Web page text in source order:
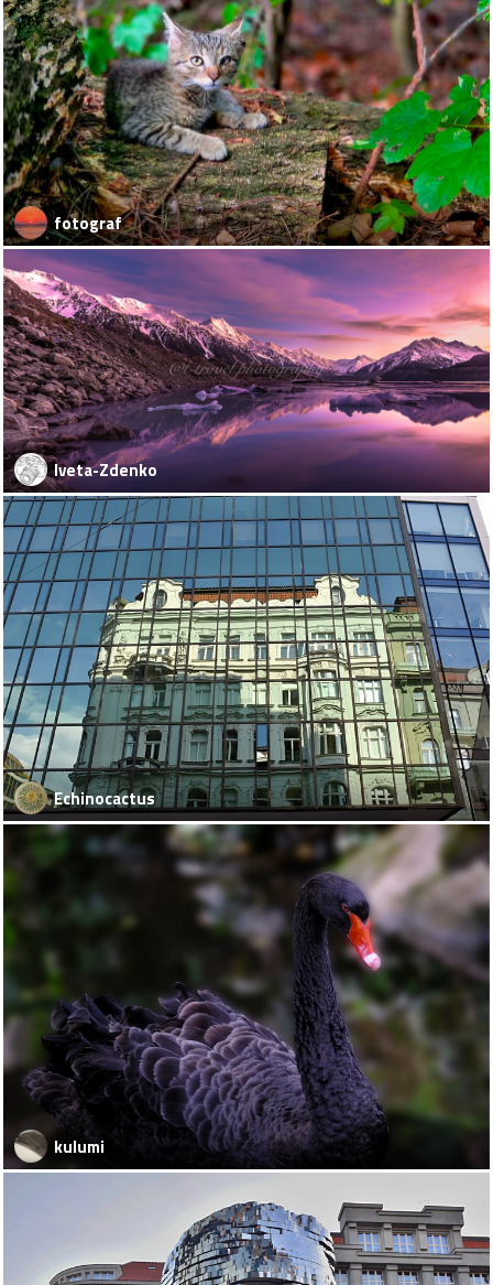
fotograf
Iveta-Zdenko
Echinocactus
kulumi